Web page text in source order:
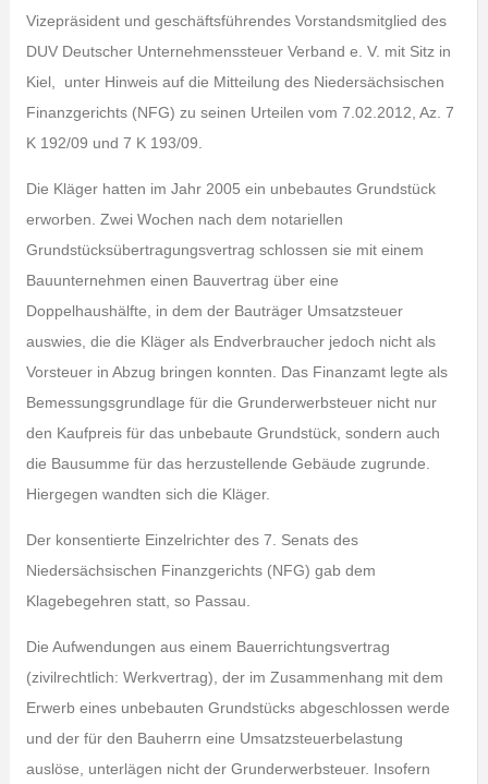
Vizepräsident und geschäftsführendes Vorstandsmitglied des
DUV Deutscher Unternehmenssteuer Verband e. V. mit Sitz in
Kiel, unter Hinweis auf die Mitteilung des Niedersächsischen
Finanzgerichts (NFG) zu seinen Urteilen vom 7.02.2012, Az. 7
K 192/09 und 7 K 193/09.
Die Kläger hatten im Jahr 2005 ein unbebautes Grundstück
erworben. Zwei Wochen nach dem notariellen
Grundstücksübertragungsvertrag schlossen sie mit einem
Bauunternehmen einen Bauvertrag über eine
Doppelhaushälfte, in dem der Bauträger Umsatzsteuer
auswies, die die Kläger als Endverbraucher jedoch nicht als
Vorsteuer in Abzug bringen konnten. Das Finanzamt legte als
Bemessungsgrundlage für die Grunderwerbsteuer nicht nur
den Kaufpreis für das unbebaute Grundstück, sondern auch
die Bausumme für das herzustellende Gebäude zugrunde.
Hiergegen wandten sich die Kläger.
Der konsentierte Einzelrichter des 7. Senats des
Niedersächsischen Finanzgerichts (NFG) gab dem
Klagebegehren statt, so Passau.
Die Aufwendungen aus einem Bauerrichtungsvertrag
(zivilrechtlich: Werkvertrag), der im Zusammenhang mit dem
Erwerb eines unbebauten Grundstücks abgeschlossen werde
und der für den Bauherrn eine Umsatzsteuerbelastung
auslöse, unterlägen nicht der Grunderwerbsteuer. Insofern